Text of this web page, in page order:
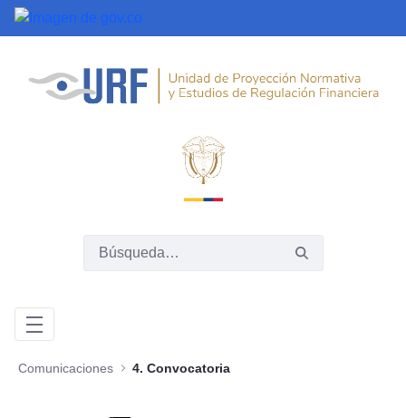
Saltar al contenido principal
Comunicaciones 4. Convocatoria